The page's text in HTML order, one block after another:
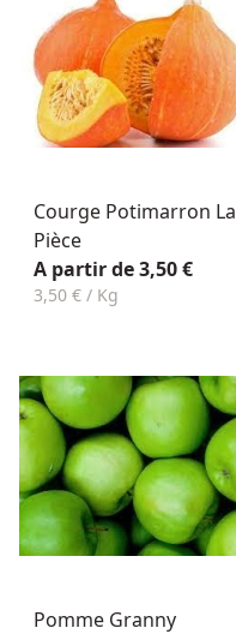
Courge Potimarron La
Pièce
A partir de 3,50 €
3,50 € / Kg
Pomme Granny